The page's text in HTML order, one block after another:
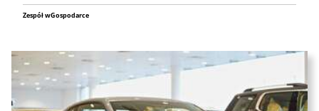
Zespół wGospodarce